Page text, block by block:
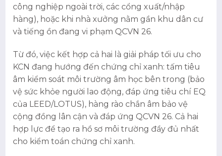
công nghiệp ngoài trời, các cổng xuất/nhập
hàng), hoặc khi nhà xưởng nằm gần khu dân cư
và tiếng ồn đang vi phạm QCVN 26.
Từ đó, việc kết hợp cả hai là giải pháp tối ưu cho
KCN đang hướng đến chứng chỉ xanh: tấm tiêu
âm kiểm soát môi trường âm học bên trong (bảo
vệ sức khỏe người lao động, đáp ứng tiêu chí EQ
của LEED/LOTUS), hàng rào chắn âm bảo vệ
cộng đồng lân cận và đáp ứng QCVN 26. Cả hai
hợp lực để tạo ra hồ sơ môi trường đầy đủ nhất
cho kiểm toán chứng chỉ xanh.